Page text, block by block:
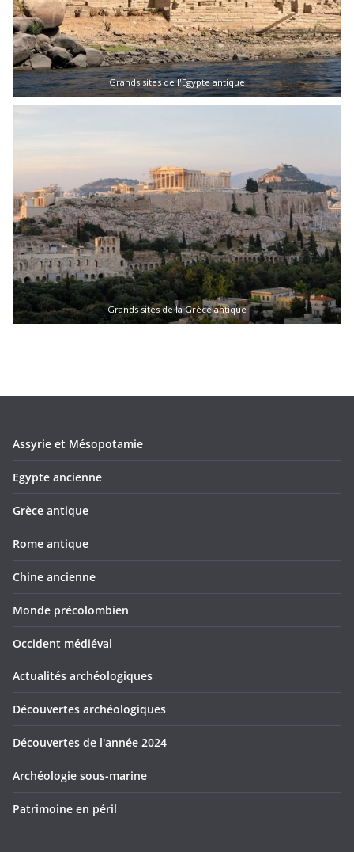
Grands sites de l'Egypte antique
Grands sites de la Grèce antique
Assyrie et Mésopotamie
Egypte ancienne
Grèce antique
Rome antique
Chine ancienne
Monde précolombien
Occident médiéval
Actualités archéologiques
Découvertes archéologiques
Découvertes de l'année 2024
Archéologie sous-marine
Patrimoine en péril